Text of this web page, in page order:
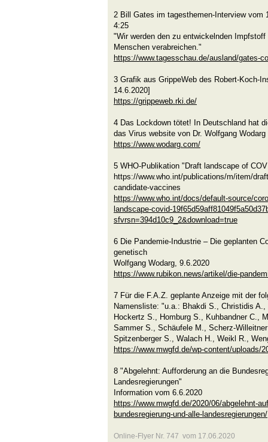
2 Bill Gates im tagesthemen-Interview vom
4:25
"Wir werden den zu entwickelnden
Menschen verabreichen."
https://www.tagesschau.de/ausland/gates-
3 Grafik aus GrippeWeb des Robert-Koch-
14.6.2020]
https://grippeweb.rki.de/
4 Das Lockdown tötet! In Deutschland hat
das Virus website von Dr. Wolfgang
https://www.wodarg.com/
5 WHO-Publikation "Draft landscape of
https://www.who.int/publications/m/item/
candidate-vaccines
https://www.who.int/docs/default-source/
landscape-covid-
sfvrsn=394d10c9_2&download=true
6 Die Pandemie-Industrie – Die geplanten
genetisch
Wolfgang Wodarg, 9.6.2020
https://www.rubikon.news/artikel/die-
7 Für die F.A.Z. geplante Anzeige mit der
Namensliste: "u.a.: Bhakdi S., Christidis
Hockertz S., Homburg S., Kuhbandner C.,
Sammer S., Schäufele M., Scherz-
Spitzenberger S., Walach H., Weikl R.,
https://www.mwgfd.de/wp-content/uploads/
8 "Abgelehnt: Aufforderung an die
Landesregierungen"
Information vom 6.6.2020
https://www.mwgfd.de/2020/06/abgelehnt-
bundesregierung-und-alle-landesregierungen/
Online-Flyer Nr. 747 vom 17.06.2020